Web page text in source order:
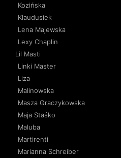
Kozińska
Klaudusiek
Lena Majewska
Lexy Chaplin
Lil Masti
Linki Master
Liza
Malinowska
Masza Graczykowska
Maja Staśko
Maluba
Martirenti
Marianna Schreiber